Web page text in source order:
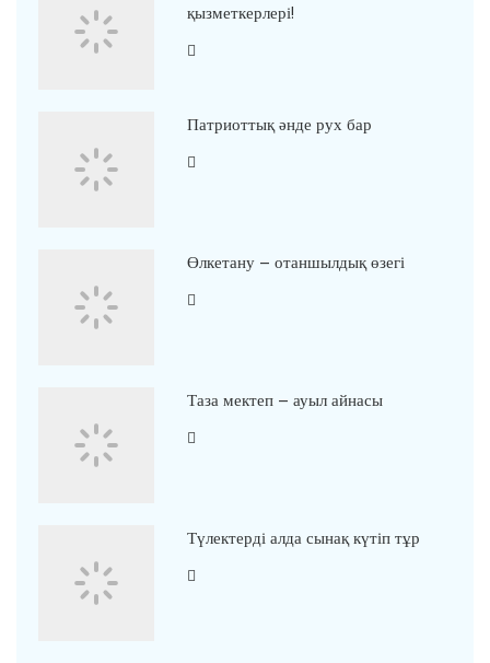
қызметкерлері!
Патриоттық әнде рух бар
Өлкетану – отаншылдық өзегі
Таза мектеп – ауыл айнасы
Түлектерді алда сынақ күтіп тұр